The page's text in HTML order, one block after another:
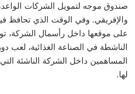
صندوق موجه لتمويل الشركات
على موقعها داخل رأسمال الشركة،
الناشطة في الصناعة الغذائية، لعب
المساهمين داخل الشركة الناشئة
لها.